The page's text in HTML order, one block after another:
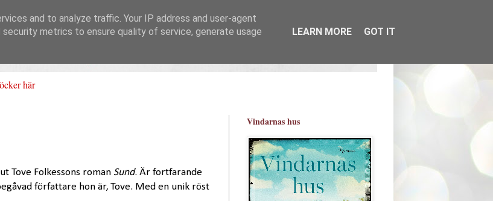
här
Tove Folkessons roman Sund. Är fortfarande
författare hon är, Tove. Med en unik röst
Vindarnas hus
and to analyze traffic. Your IP address and user-agent
metrics to ensure quality of service, generate usage
LEARN MORE GOT IT